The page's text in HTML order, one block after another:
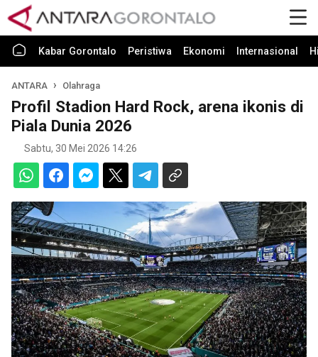
Kabar Gorontalo Peristiwa Ekonomi Internasional
ANTARA Olahraga
Profil Stadion Hard Rock, arena ikonis di
Piala Dunia 2026
Sabtu, 30 Mei 2026 14:26